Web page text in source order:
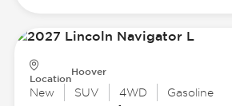
Location
Hoover
New SUV 4WD Gasoline